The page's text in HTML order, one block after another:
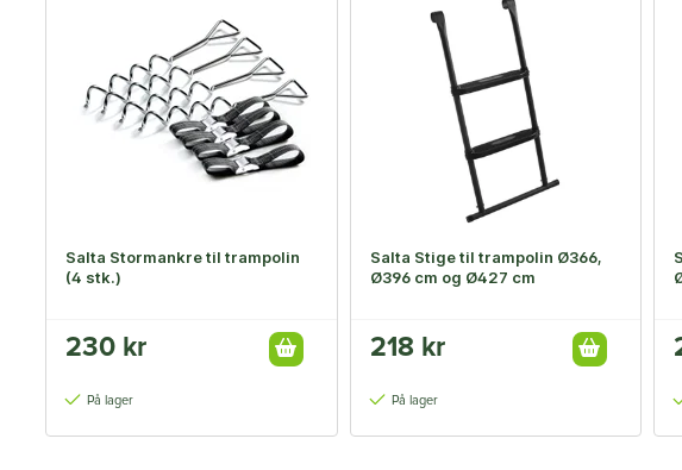
Salta Stormankre til trampolin
(4 stk.)
230 kr
På lager
Salta Stige til trampolin Ø366,
Ø396 cm og Ø427 cm
218 kr
På lager